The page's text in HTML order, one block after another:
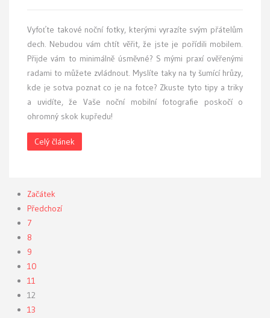
Vyfoťte takové noční fotky, kterými vyrazíte svým přátelům
dech. Nebudou vám chtít věřit, že jste je pořídili mobilem.
Přijde vám to minimálně úsměvné? S mými praxí ověřenými
radami to můžete zvládnout. Myslíte taky na ty šumící hrůzy,
kde je sotva poznat co je na fotce? Zkuste tyto tipy a triky
a uvidíte, že Vaše noční mobilní fotografie poskočí o
ohromný skok kupředu!
Celý článek
Začátek
Předchozí
7
8
9
10
11
12
13